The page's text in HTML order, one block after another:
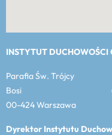
INSTYTUT DUCHOWOŚCI
Parafia Św.
Bosi ul.
00-424 Warszawa
Dyrektor Instytutu